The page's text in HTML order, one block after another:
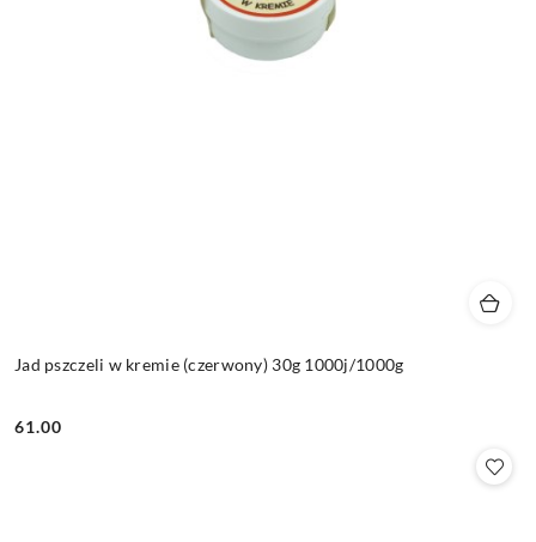
Jad pszczeli w kremie (czerwony) 30g 1000j/1000g
Cena:
61.00